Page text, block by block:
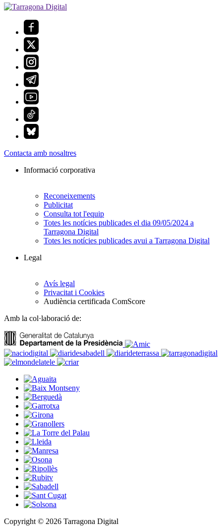
Contacta amb nosaltres
Informació corporativa
Reconeixements
Publicitat
Consulta tot l'equip
Totes les notícies publicades el dia 09/05/2024 a
Tarragona Digital
Totes les notícies publicades avui a Tarragona Digital
Legal
Avís legal
Privacitat i Cookies
Audiència certificada ComScore
Amb la col·laboració de:
Copyright © 2026 Tarragona Digital